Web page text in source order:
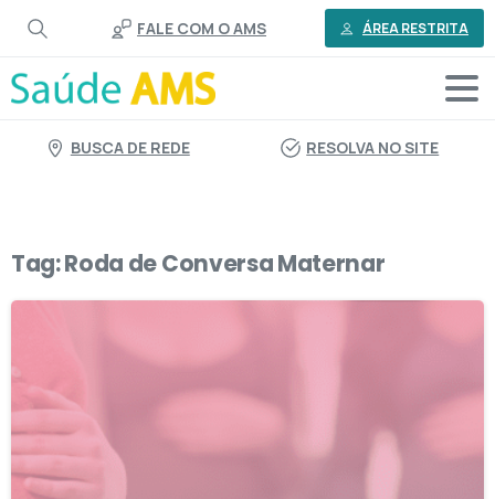
conteúdo
FALE COM O AMS ÁREA RESTRITA
BUSCA DE REDE RESOLVA NO SITE
Tag:Roda de Conversa Maternar